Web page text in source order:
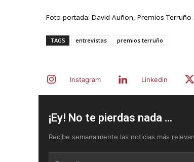
Foto portada: David Auñon, Premios Terruño
TAGS entrevistas premios terruño
Instagram Linkedin
¡Ey! No te pierdas nada ...
Recibe semanalmente las noticias más